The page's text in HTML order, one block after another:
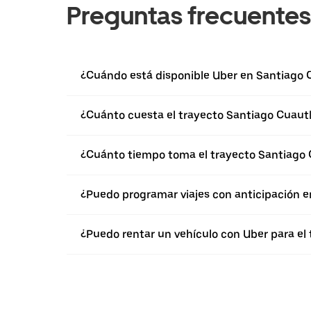
Preguntas frecuentes
¿Cuándo está disponible Uber en Santiago
¿Cuánto cuesta el trayecto Santiago
¿Cuánto tiempo toma el trayecto Santiago
¿Puedo programar viajes con anticipación
¿Puedo rentar un vehículo con Uber para